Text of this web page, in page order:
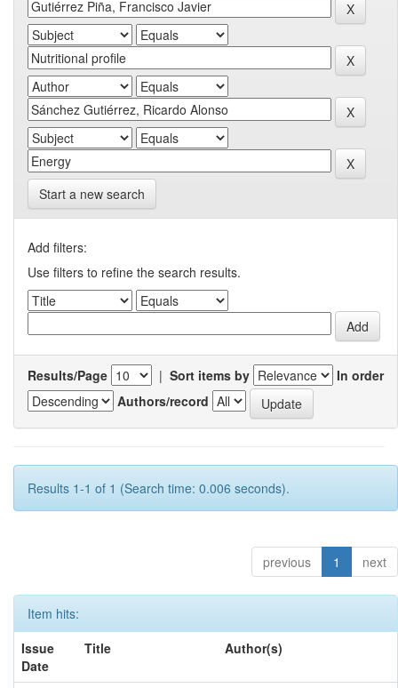
Start a new search
Add filters:
Use filters to refine the search results.
Results/Page | Sort items by
In order
Authors/record
Results 1-1 of 1 (Search time: 0.006 seconds).
previous 1 next
Item hits:
Issue
Date
Title Author(s)